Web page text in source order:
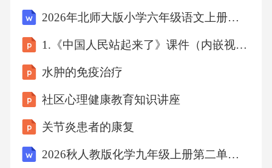
7.3预期效果的量化与评估
8.1实施路径的协同与配合
8.2风险评估的动态调整与应对
2026年北师大版小学六年级语文上册第8单元第24课《少年闰土》课时教案
1.《中国人民站起来了》课件（内嵌视频）026-2027学年统编版高二语文选择性必修上册
水肿的免疫治疗
社区心理健康教育知识讲座
关节炎患者的康复
2026秋人教版化学九年级上册第二单元《空气和氧气》测试卷1（含答案）